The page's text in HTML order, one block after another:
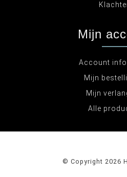
Mijn
Account
Mijn
Mijn
Alle
© Copyright 2026